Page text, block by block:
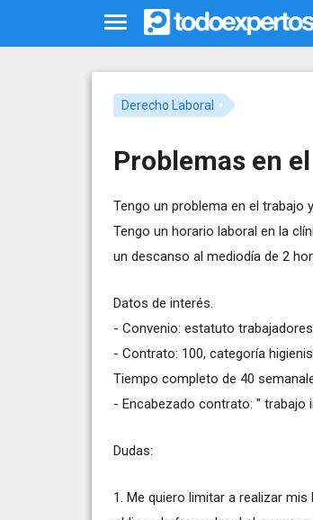
Derecho Laboral
Problemas en
Tengo un problema en el trabajo
Tengo un horario laboral en la
un descanso al mediodía de 2
Datos de interés.
- Convenio: estatuto
- Contrato: 100, categoría
Tiempo completo de 40
- Encabezado contrato: " trabajo
Dudas:
1. Me quiero limitar a realizar